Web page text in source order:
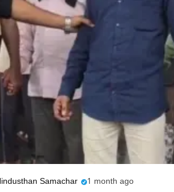
Samachar 1 month ago